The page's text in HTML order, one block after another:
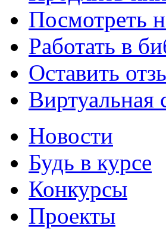
Посмотреть
Работать в
Оставить
Виртуальная
Новости
Будь в курсе
Конкурсы
Проекты